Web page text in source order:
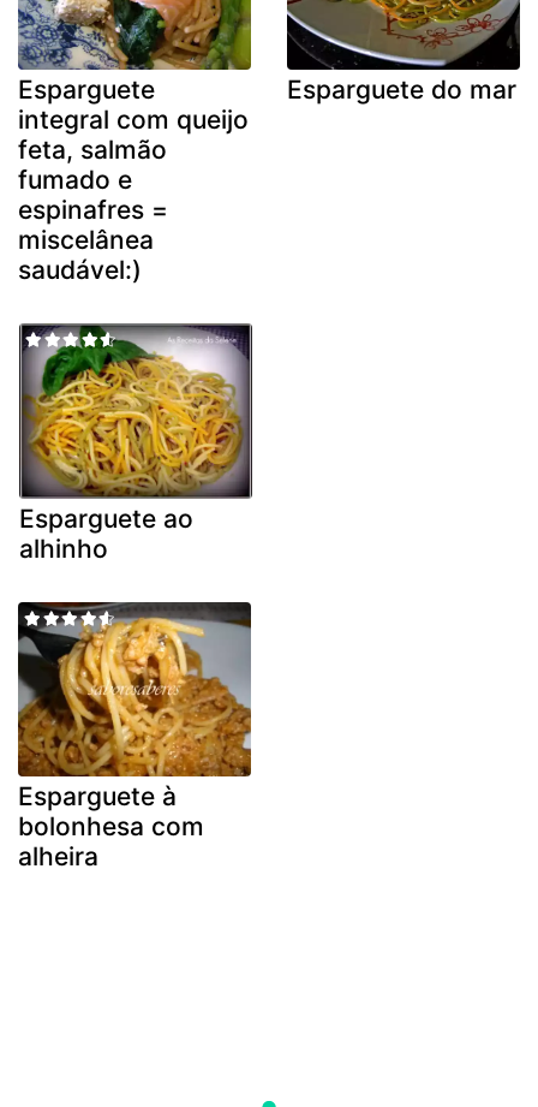
Esparguete
integral com queijo
feta, salmão
fumado e
espinafres =
miscelânea
saudável:)
Esparguete do mar
Esparguete ao
alhinho
Esparguete à
bolonhesa com
alheira